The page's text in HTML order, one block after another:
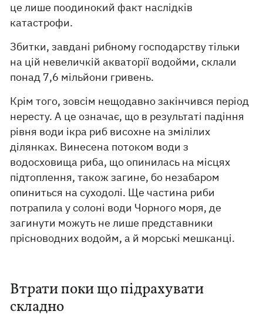
це лише поодинокий факт наслідків
катастрофи.
Збитки, завдані рибному господарству тільки
на цій невеличкій акваторії водойми, склали
понад 7,6 мільйони гривень.
Крім того, зовсім нещодавно закінчився період
нересту. А це означає, що в результаті падіння
рівня води ікра риб висохне на змілілих
ділянках. Винесена потоком води з
водосховища риба, що опинилась на місцях
підтоплення, також загине, бо незабаром
опиниться на суходолі. Ще частина риби
потрапила у солоні води Чорного моря, де
загинути можуть не лише представники
прісноводних водойм, а й морські мешканці.
Втрати поки що підрахувати
складно